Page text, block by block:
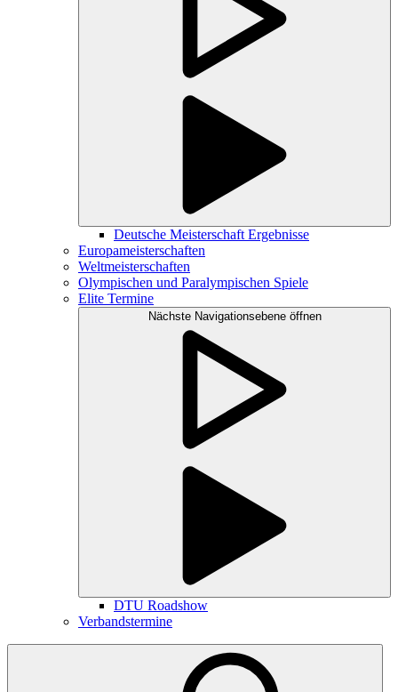
Deutsche Meisterschaft Ergebnisse
Europameisterschaften
Weltmeisterschaften
Olympischen und Paralympischen Spiele
Elite Termine
Nächste Navigationsebene öffnen
DTU Roadshow
Verbandstermine